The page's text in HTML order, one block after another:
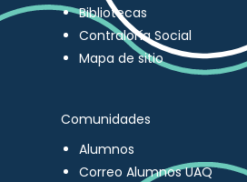
Bibliotecas
Contraloría Social
Mapa de sitio
Comunidades
Alumnos
Correo Alumnos UAQ